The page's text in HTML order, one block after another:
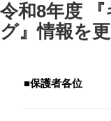
令和8年度
グ』情報を
■保護者各位